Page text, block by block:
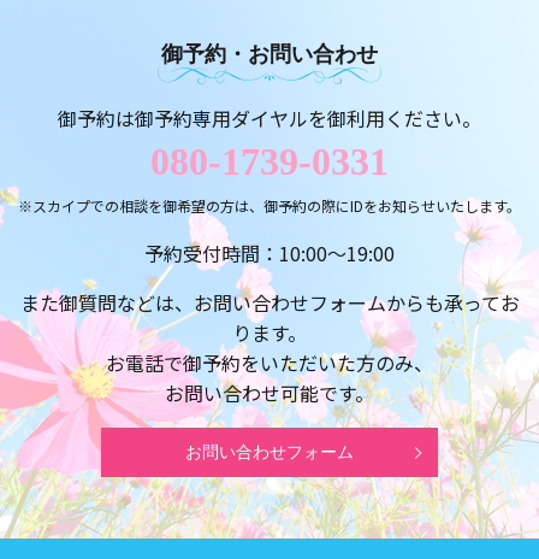
御予約・お問い合わせ
御予約は御予約専用ダイヤルを御利用ください。
080-1739-0331
※スカイプでの相談を御希望の方は、御予約の際にIDをお知らせいたします。
予約受付時間：10:00～19:00
また御質問などは、お問い合わせフォームからも承ってお
ります。
お電話で御予約をいただいた方のみ、
お問い合わせ可能です。
お問い合わせフォーム